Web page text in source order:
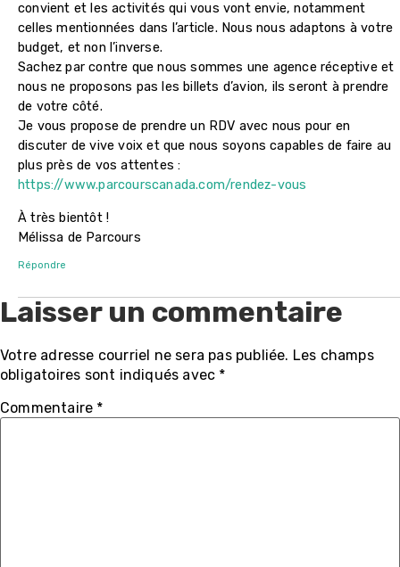
convient et les activités qui vous vont envie, notamment
celles mentionnées dans l’article. Nous nous adaptons à votre
budget, et non l’inverse.
Sachez par contre que nous sommes une agence réceptive et
nous ne proposons pas les billets d’avion, ils seront à prendre
de votre côté.
Je vous propose de prendre un RDV avec nous pour en
discuter de vive voix et que nous soyons capables de faire au
plus près de vos attentes :
https://www.parcourscanada.com/rendez-vous
À très bientôt !
Mélissa de Parcours
Répondre
Laisser un commentaire
Votre adresse courriel ne sera pas publiée. Les champs
obligatoires sont indiqués avec *
Commentaire *